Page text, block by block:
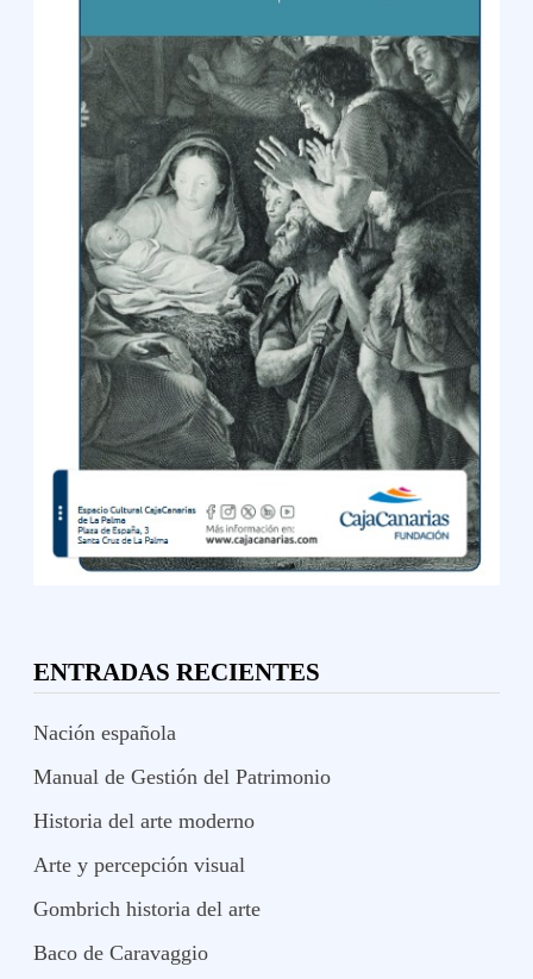
ENTRADAS RECIENTES
Nación española
Manual de Gestión del Patrimonio
Historia del arte moderno
Arte y percepción visual
Gombrich historia del arte
Baco de Caravaggio